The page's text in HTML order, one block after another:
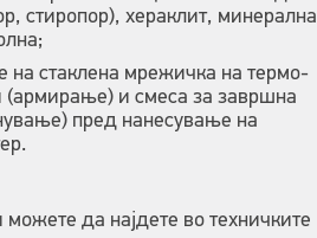
стиропор), хераклит, минерална
на стаклена мрежичка на термо-
(армирање) и смеса за завршна
пред нанесување на
да најдете во техничките